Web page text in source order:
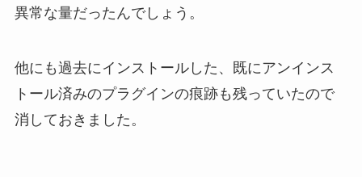
異常な量だったんでしょう。
他にも過去にインストールした、既にアンインス
トール済みのプラグインの痕跡も残っていたので
消しておきました。